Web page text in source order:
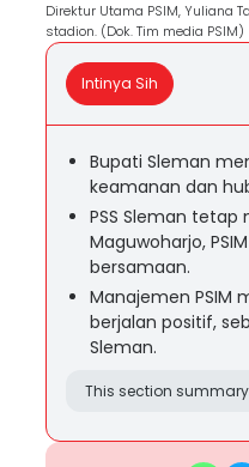
Direktur Utama PSIM, Yuliana
stadion. (Dok. Tim media PSIM)
Intinya Sih
Bupati Sleman
keamanan dan
PSS Sleman
Maguwoharjo,
bersamaan.
Manajemen PSIM
berjalan positif,
Sleman.
This section